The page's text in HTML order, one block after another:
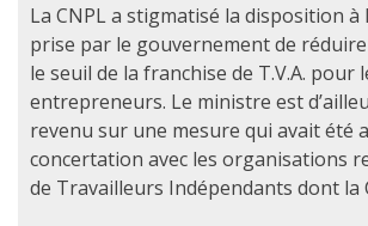
La CNPL a stigmatisé la disposition à
prise par le gouvernement de
le seuil de la franchise de T.V.A. pour
entrepreneurs. Le ministre est
revenu sur une mesure qui avait été
concertation avec les organisations
de Travailleurs Indépendants dont la